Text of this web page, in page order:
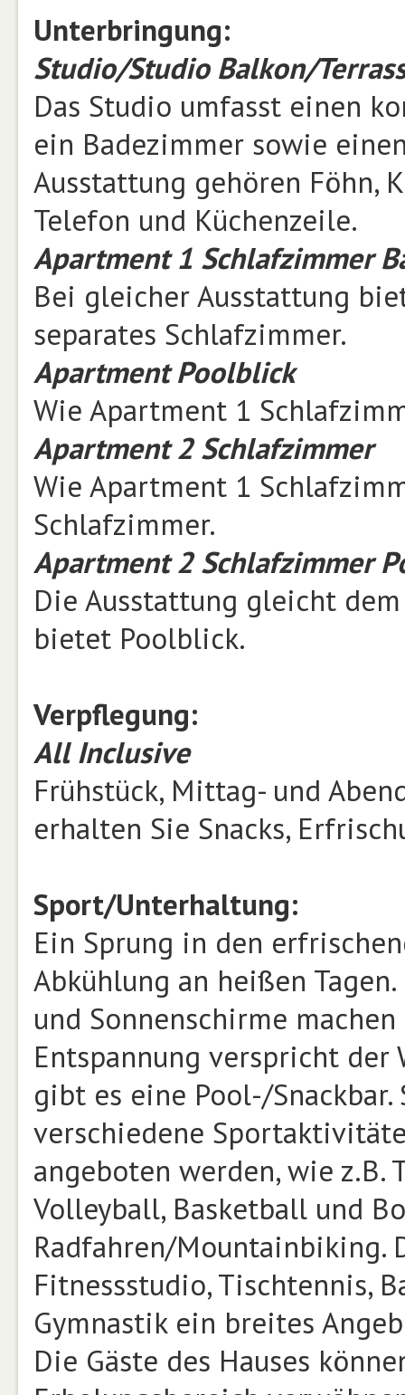
Unterbringung:
Studio/Studio Balkon/
Das Studio umfasst einen
ein Badezimmer sowie
Ausstattung gehören Föhn,
Telefon und Küchenzeile.
Apartment 1 Schlafzimmer
Bei gleicher Ausstattung
separates Schlafzimmer.
Apartment Poolblick
Wie Apartment 1
Apartment 2 Schlafzimmer
Wie Apartment 1
Schlafzimmer.
Apartment 2 Schlafzimmer
Die Ausstattung gleicht
bietet Poolblick.
Verpflegung:
All Inclusive
Frühstück, Mittag- und
erhalten Sie Snacks,
Sport/Unterhaltung:
Ein Sprung in den
Abkühlung an heißen
und Sonnenschirme
Entspannung verspricht
gibt es eine Pool-/
verschiedene
angeboten werden, wie z.B.
Volleyball, Basketball und
Radfahren/Mountainbiking.
Fitnessstudio, Tischtennis,
Gymnastik ein breites
Die Gäste des Hauses